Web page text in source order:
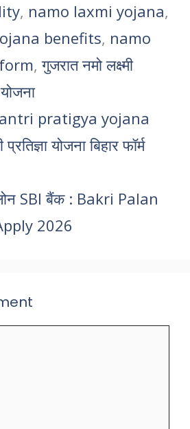
, namo laxmi yojana,
benefits, namo
,गुजरात नमो लक्ष्मी
pratigya yojana
योजना बिहार फॉर्म
SBI बैंक : Bakri Palan
2026